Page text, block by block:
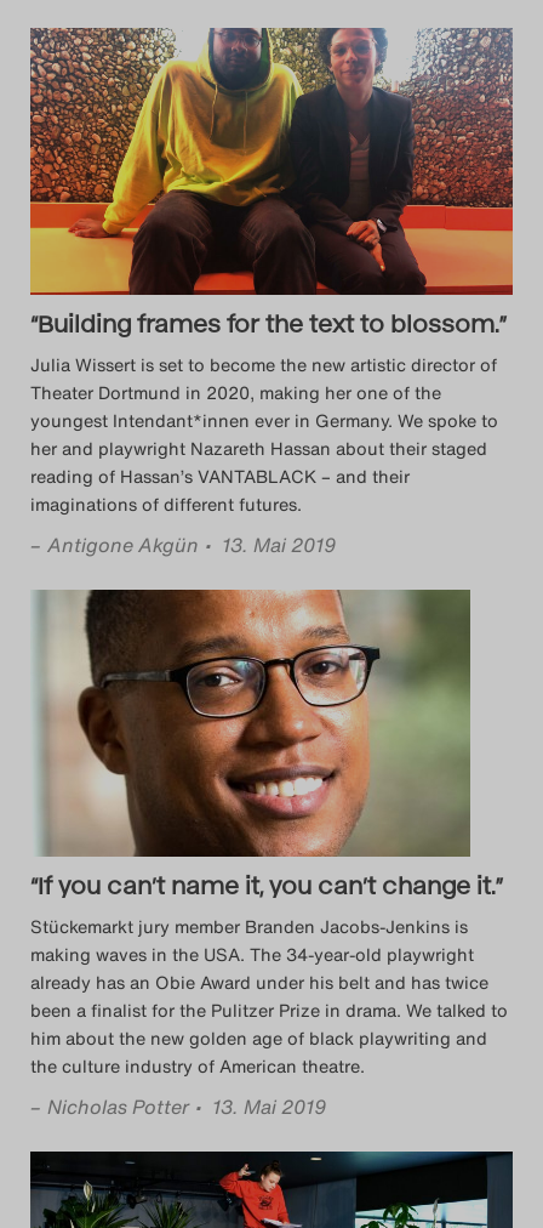
Das Theatertreffen-Blog
2022
Das Theatertreffen-Blog
2023
Das Theatertreffen-Blog
2024
Das Theatertreffen-Blog
2025
Das Theatertreffen-Blog
Archiv
Impressum
Nutzungsbedingungen
Search
“Building frames for the text to blossom.”
Julia Wissert is set to become the new artistic director of
Theater Dortmund in 2020, making her one of the
youngest Intendant*innen ever in Germany. We spoke to
her and playwright Nazareth Hassan about their staged
reading of Hassan’s VANTABLACK – and their
imaginations of different futures.
– Antigone Akgün • 13. Mai 2019
“If you can’t name it, you can’t change it.”
Stückemarkt jury member Branden Jacobs-Jenkins is
making waves in the USA. The 34-year-old playwright
already has an Obie Award under his belt and has twice
been a finalist for the Pulitzer Prize in drama. We talked to
him about the new golden age of black playwriting and
the culture industry of American theatre.
– Nicholas Potter • 13. Mai 2019